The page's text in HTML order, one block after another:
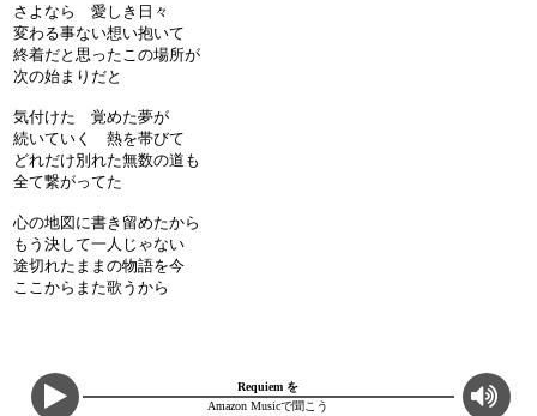
さよなら 愛しき日々
変わる事ない想い抱いて
終着だと思ったこの場所が
次の始まりだと
気付けた 覚めた夢が
続いていく 熱を帯びて
どれだけ別れた無数の道も
全て繋がってた
心の地図に書き留めたから
もう決して一人じゃない
途切れたままの物語を今
ここからまた歌うから
Requiem を
Amazon Musicで聞こう